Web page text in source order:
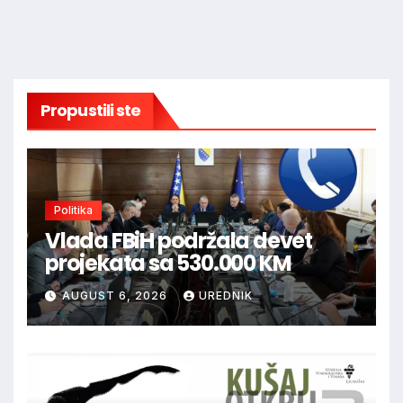
Propustili ste
Politika
Vlada FBiH podržala devet
projekata sa 530.000 KM
AUGUST 6, 2026 UREDNIK